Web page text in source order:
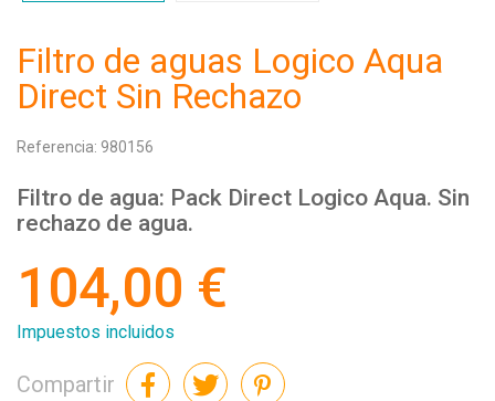
Filtro de aguas Logico Aqua
Direct Sin Rechazo
Referencia: 980156
Filtro de agua: Pack Direct Logico Aqua. Sin
rechazo de agua.
104,00 €
Impuestos incluidos
Compartir